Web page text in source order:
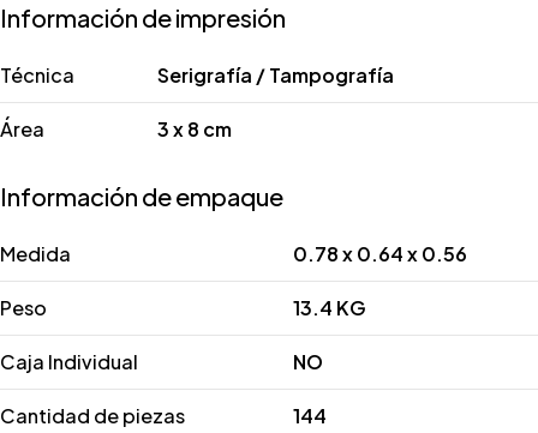
Información de impresión
Técnica Serigrafía / Tampografía
Área 3 x 8 cm
Información de empaque
Medida 0.78 x 0.64 x 0.56
Peso 13.4 KG
Caja Individual NO
Cantidad de piezas 144